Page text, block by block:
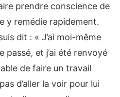
prendre conscience de
y remédie rapidement.
dit : « J’ai moi-même
passé, et j’ai été renvoyé
de faire un travail
d’aller la voir pour lui